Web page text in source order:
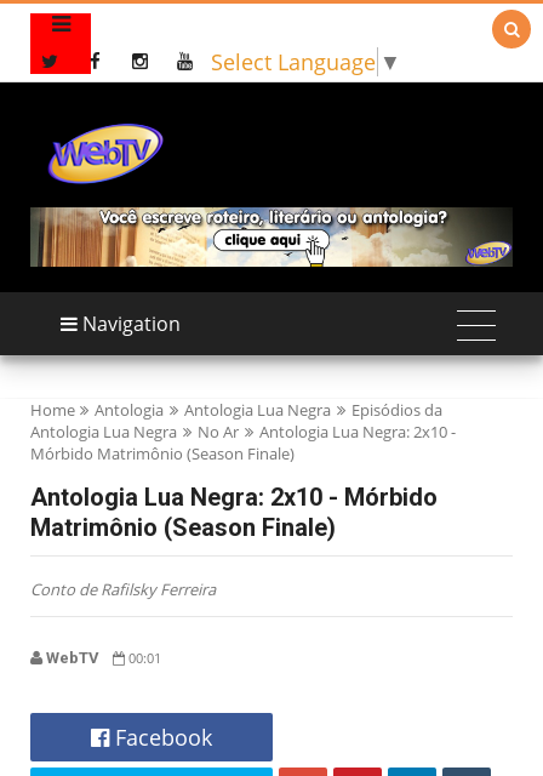
Select Language ▼

Navigation
Home Antologia Antologia Lua Negra
Episódios da
Antologia Lua Negra
No Ar
Antologia Lua Negra: 2x10 -
Mórbido Matrimônio (Season Finale)
Antologia Lua Negra: 2x10 - Mórbido
Matrimônio (Season Finale)
Conto de Rafilsky Ferreira
WebTV 00:01
Facebook